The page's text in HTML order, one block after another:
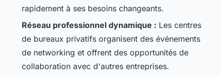
rapidement à ses besoins changeants.
Réseau professionnel dynamique : Les centres
de bureaux privatifs organisent des événements
de networking et offrent des opportunités de
collaboration avec d'autres entreprises.